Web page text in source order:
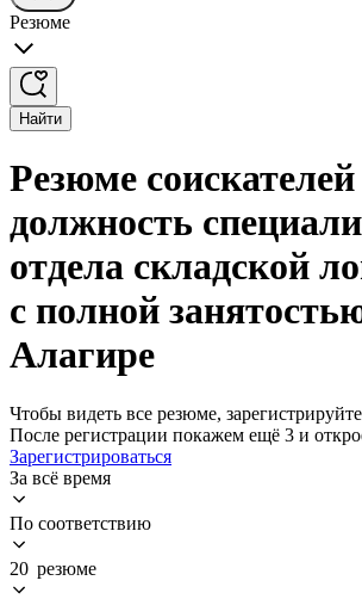
Резюме
Найти
Резюме
должность
отдела складской
с полной
Алагире
Чтобы видеть все резюме,
После регистрации покажем ещё 3 и
Зарегистрироваться
За всё время
По соответствию
20 резюме